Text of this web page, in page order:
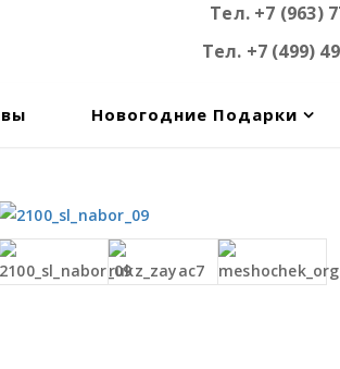
Тел. +7
Тел. +7 (499)
Новогодние Подарки